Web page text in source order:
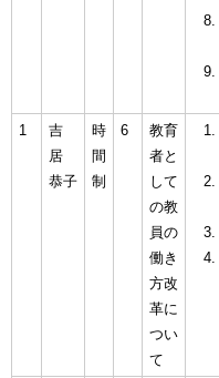
1
吉
居
恭子
時
間
制
6
教育
者と
して
の教
員の
働き
方改
革に
つい
て